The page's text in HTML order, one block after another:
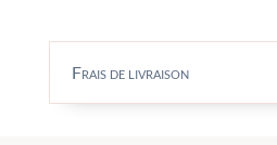
Frais de livraison